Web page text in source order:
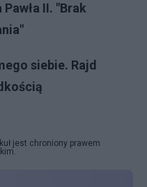
II. "Brak
siebie. Rajd
jest chroniony prawem